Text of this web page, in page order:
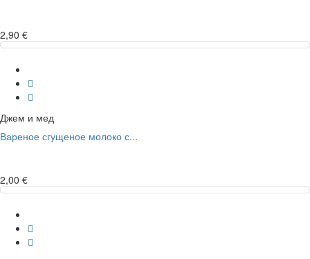
2,90 €
Джем и мед
Вареное сгущеное молоко с...
2,00 €